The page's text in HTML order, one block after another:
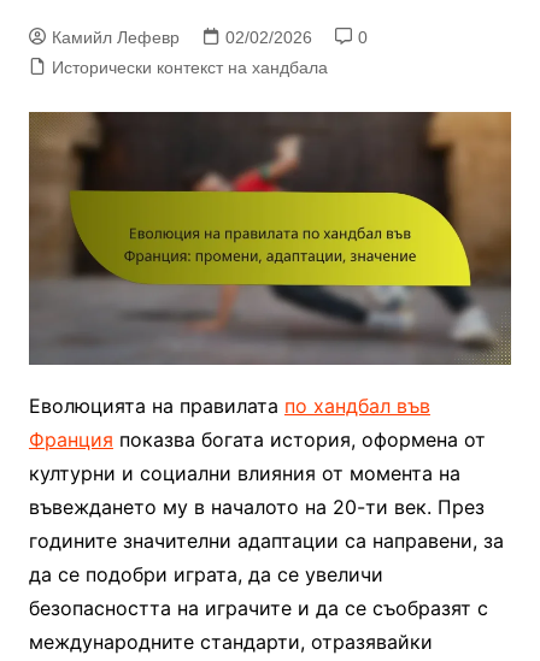
Камийл Лефевр 02/02/2026
0
Исторически контекст на хандбала
Еволюцията на правилата по хандбал във
Франция показва богата история, оформена от
културни и социални влияния от момента на
въвеждането му в началото на 20-ти век. През
годините значителни адаптации са направени, за
да се подобри играта, да се увеличи
безопасността на играчите и да се съобразят с
международните стандарти, отразявайки